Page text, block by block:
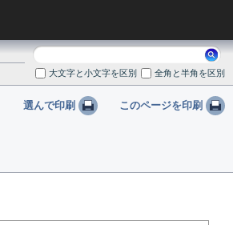
索:大文字と小文字を区別 全角と半角を区別
選んで印刷 このページを印刷